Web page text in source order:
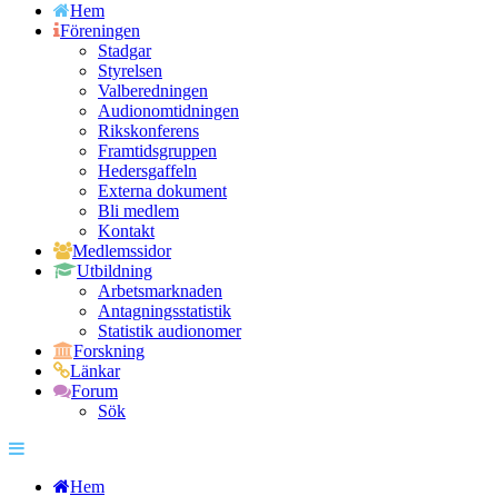
Hem
Föreningen
Stadgar
Styrelsen
Valberedningen
Audionomtidningen
Rikskonferens
Framtidsgruppen
Hedersgaffeln
Externa dokument
Bli medlem
Kontakt
Medlemssidor
Utbildning
Arbetsmarknaden
Antagningsstatistik
Statistik audionomer
Forskning
Länkar
Forum
Sök
Hem